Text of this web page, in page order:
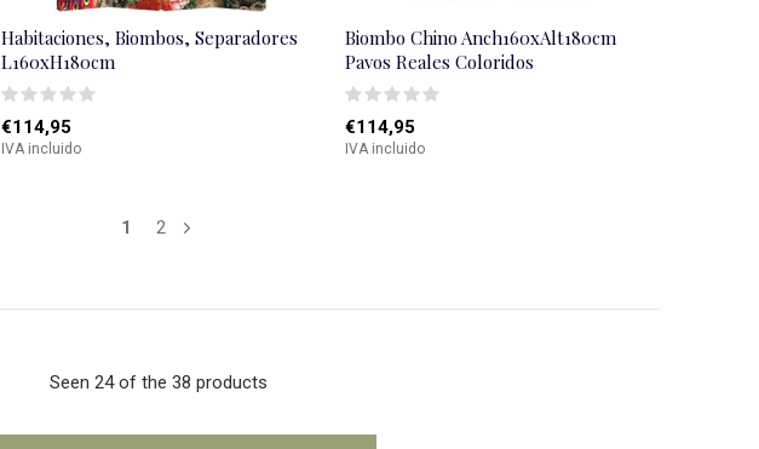
Habitaciones, Biombos, Separadores
L160xH180cm
€114,95
IVA incluido
Biombo Chino Anch160xAlt180cm
Pavos Reales Coloridos
€114,95
IVA incluido
1 2
Seen 24 of the 38 products